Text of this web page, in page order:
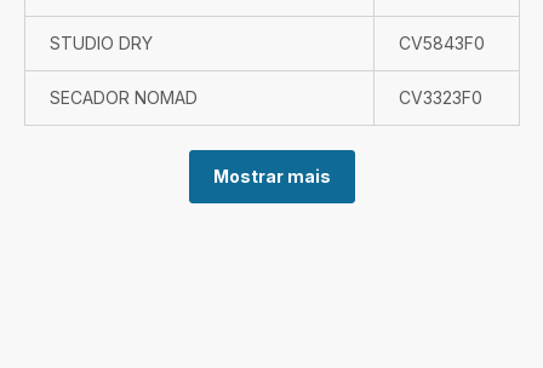
STUDIO DRY CV5843F0
SECADOR NOMAD CV3323F0
Mostrar mais